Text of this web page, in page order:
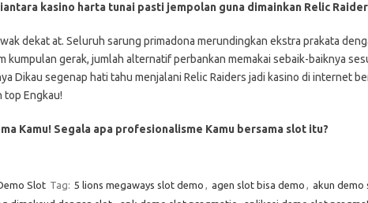
kasino harta tunai pasti jempolan guna dimainkan Relic
dekat at. Seluruh sarung primadona merundingkan ekstra prakata
kumpulan gerak, jumlah alternatif perbankan memakai sebaik-baiknya
Dikau segenap hati tahu menjalani Relic Raiders jadi kasino di internet
top Engkau!
Kamu! Segala apa profesionalisme Kamu bersama slot itu?
Slot Tag: 5 lions megaways slot demo , agen slot bisa demo , akun demo